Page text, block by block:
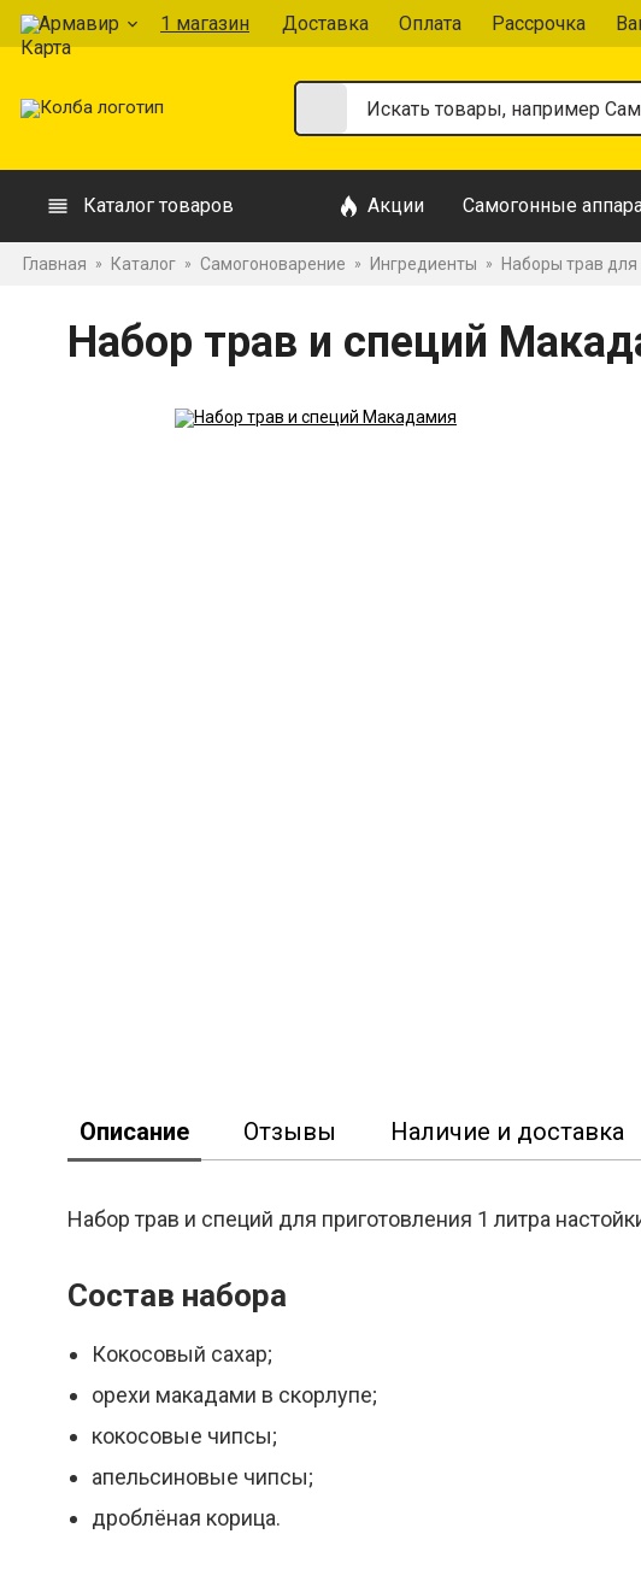
Армавир 1 магазин Доставка Оплата Рассрочка
Каталог товаров Акции Самогонные
Главная » Каталог » Самогоноварение » Ингредиенты » Наборы трав для
Набор трав и специй
Описание Отзывы Наличие и доставка
Набор трав и специй для приготовления 1 литра
Состав набора
Кокосовый сахар;
орехи макадами в скорлупе;
кокосовые чипсы;
апельсиновые чипсы;
дроблёная корица.